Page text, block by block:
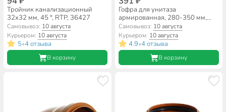
Тройник канализационный
32х32 мм, 45 °, RTP, 36427
Самовывоз: 10 августа
Курьером: 10 августа
5•4 отзыва
В корзину
Гофра для унитаза
армированная, 280-350 мм,
Unicorn, T350
Самовывоз: 10 августа
Курьером: 10 августа
4.9•4 отзыва
В корзину